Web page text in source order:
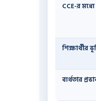
CCE-র মধ্যে
শিক্ষার্থীর
ব্যর্থতার